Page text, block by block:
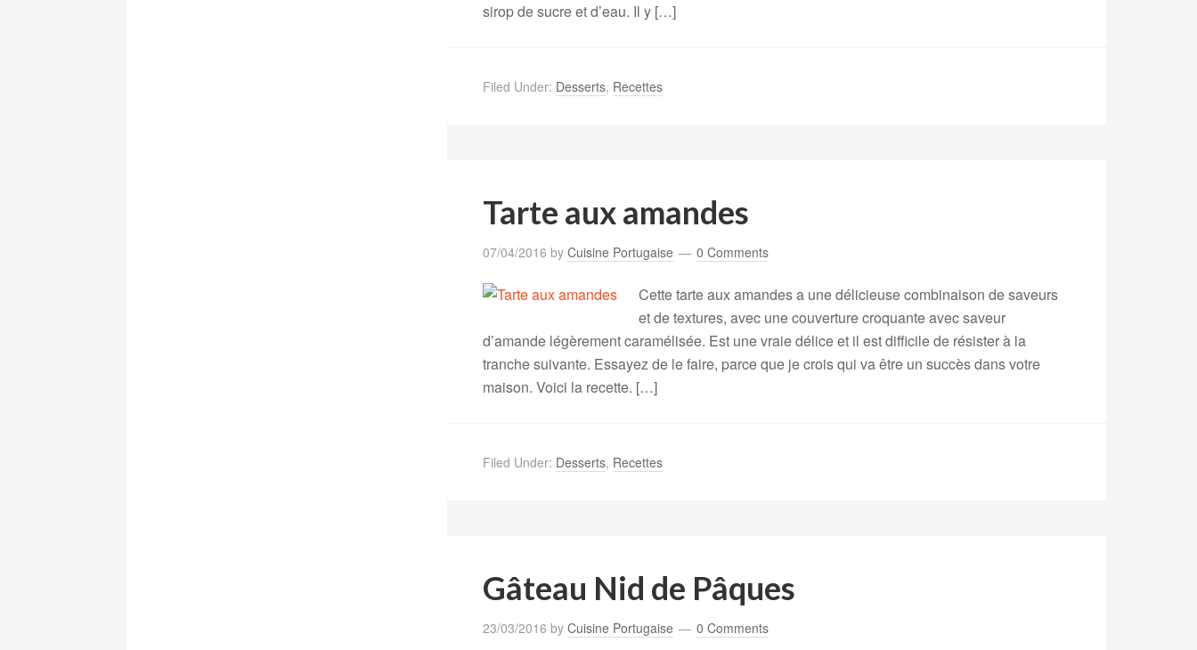
sirop de sucre et d’eau. Il y […]
Filed Under: Desserts, Recettes
Tarte aux amandes
07/04/2016 by Cuisine Portugaise 0 Comments
Cette tarte aux amandes a une délicieuse combinaison de saveurs
et de textures, avec une couverture croquante avec saveur
d’amande légèrement caramélisée. Est une vraie délice et il est difficile de résister à la
tranche suivante. Essayez de le faire, parce que je crois qui va être un succès dans votre
maison. Voici la recette. […]
Filed Under: Desserts, Recettes
Gâteau Nid de Pâques
23/03/2016 by Cuisine Portugaise 0 Comments